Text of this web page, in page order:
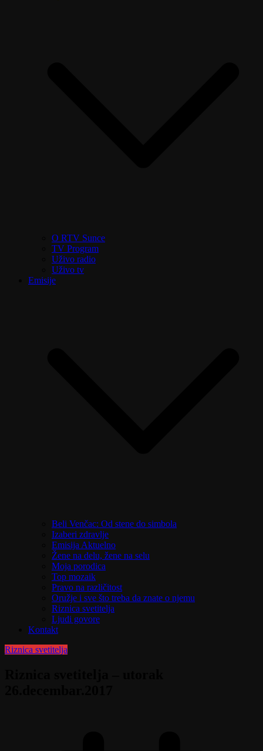
O RTV Sunce
TV Program
Uživo radio
Uživo tv
Emisije
Beli Venčac: Od stene do simbola
Izaberi zdravlje
Emisija Aktuelno
Žene na delu, žene na selu
Moja porodica
Top mozaik
Pravo na različitost
Oružje i sve što treba da znate o njemu
Riznica svetitelja
Ljudi govore
Kontakt
Riznica svetitelja